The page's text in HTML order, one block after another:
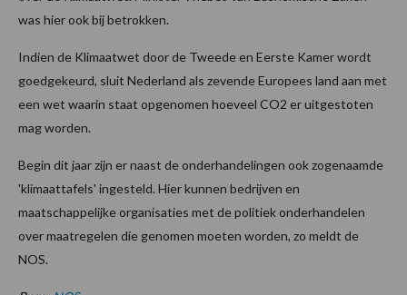
was hier ook bij betrokken.
Indien de Klimaatwet door de Tweede en Eerste Kamer wordt
goedgekeurd, sluit Nederland als zevende Europees land aan met
een wet waarin staat opgenomen hoeveel CO2 er uitgestoten
mag worden.
Begin dit jaar zijn er naast de onderhandelingen ook zogenaamde
'klimaattafels' ingesteld. Hier kunnen bedrijven en
maatschappelijke organisaties met de politiek onderhandelen
over maatregelen die genomen moeten worden, zo meldt de
NOS.